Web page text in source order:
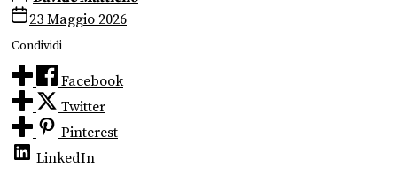
23 Maggio 2026
Condividi
Facebook
Twitter
Pinterest
LinkedIn